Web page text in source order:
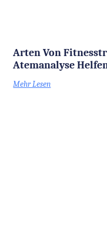
Arten Von
Atemanalyse
Mehr Lesen